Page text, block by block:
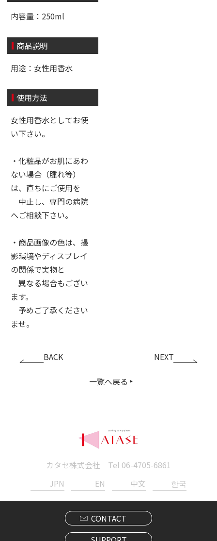
内容量：250ml
商品説明
用途：女性用香水
使用方法
女性用香水としてお使
い下さい。
・化粧品がお肌にあわ
ない場合（腫れ等）
は、直ちにご使用を
中止し、専門の病院
へご相談下さい。
・商品画像の色は、撮
影環境やディスプレイ
の関係で実物と
異なる場合もござい
ます。
予めご了承ください
ませ。
BACK
一覧へ戻る
NEXT
カタセ株式会社 Tel 06-4705-6861
JPN
EN 中文 한국
CONTACT